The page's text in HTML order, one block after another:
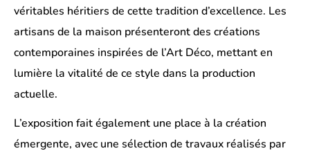
véritables héritiers de cette tradition d’excellence. Les
artisans de la maison présenteront des créations
contemporaines inspirées de l’Art Déco, mettant en
lumière la vitalité de ce style dans la production
actuelle.
L’exposition fait également une place à la création
émergente, avec une sélection de travaux réalisés par